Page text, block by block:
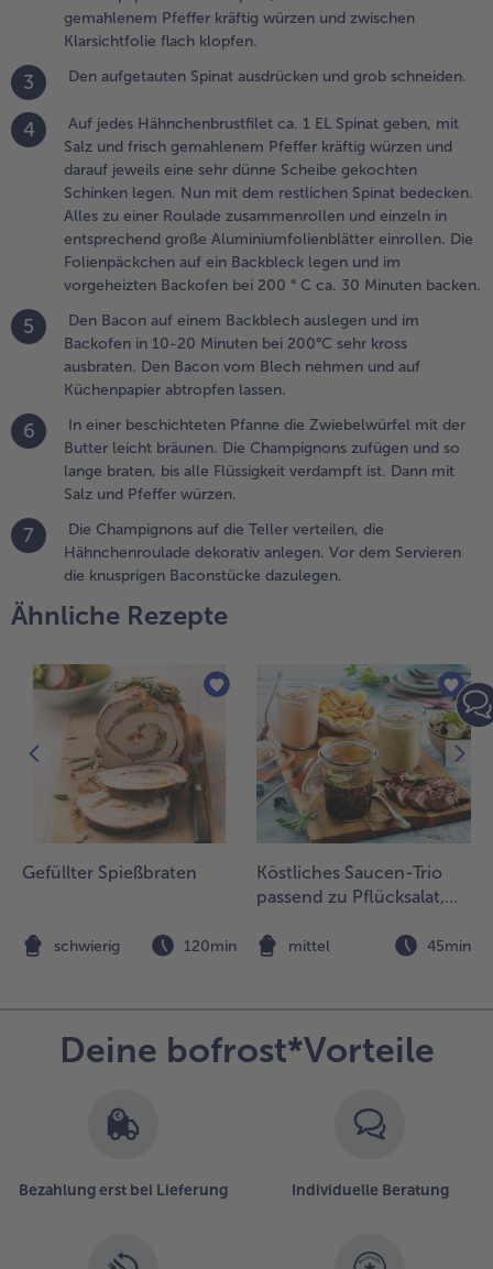
Pfeffer
würzen und
jeweils eine
dünne Scheibe
Schinken
Nun mit dem
Spinat
Alles zu
Roulade
und
große
auf ein
legen und
vorgeheizten
bei 200 ° C
30 Minuten
einem
und
Backofen
10-20
sehr
Bacon
Blech
einer
der Butter
Flüssigkeit
gemahlenem Pfeffer kräftig würzen und zwischen
Klarsichtfolie flach klopfen.
3 Den aufgetauten Spinat ausdrücken und grob schneiden.
4
Auf jedes Hähnchenbrustfilet ca. 1 EL Spinat geben, mit
Salz und frisch gemahlenem Pfeffer kräftig würzen und
darauf jeweils eine sehr dünne Scheibe gekochten
Schinken legen. Nun mit dem restlichen Spinat bedecken.
Alles zu einer Roulade zusammenrollen und einzeln in
entsprechend große Aluminiumfolienblätter einrollen. Die
Folienpäckchen auf ein Backbleck legen und im
vorgeheizten Backofen bei 200 ° C ca. 30 Minuten backen.
5
Den Bacon auf einem Backblech auslegen und im
Backofen in 10-20 Minuten bei 200°C sehr kross
ausbraten. Den Bacon vom Blech nehmen und auf
Küchenpapier abtropfen lassen.
6
In einer beschichteten Pfanne die Zwiebelwürfel mit der
Butter leicht bräunen. Die Champignons zufügen und so
lange braten, bis alle Flüssigkeit verdampft ist. Dann mit
Salz und Pfeffer würzen.
7
Die Champignons auf die Teller verteilen, die
Hähnchenroulade dekorativ anlegen. Vor dem Servieren
die knusprigen Baconstücke dazulegen.
Ähnliche Rezepte
Gefüllter Spießbraten
schwierig 120min
Köstliches Saucen-Trio
passend zu Pflücksalat,
Knusperkartoffeln
mittel 45min
Deine bofrost*Vorteile
Bezahlung erst bei Lieferung Individuelle Beratung